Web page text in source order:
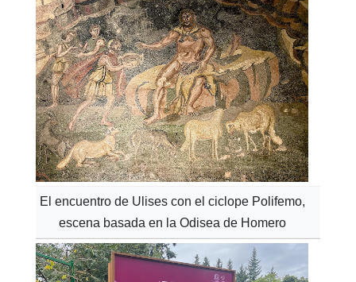
El encuentro de Ulises con el ciclope Polifemo,
escena basada en la Odisea de Homero